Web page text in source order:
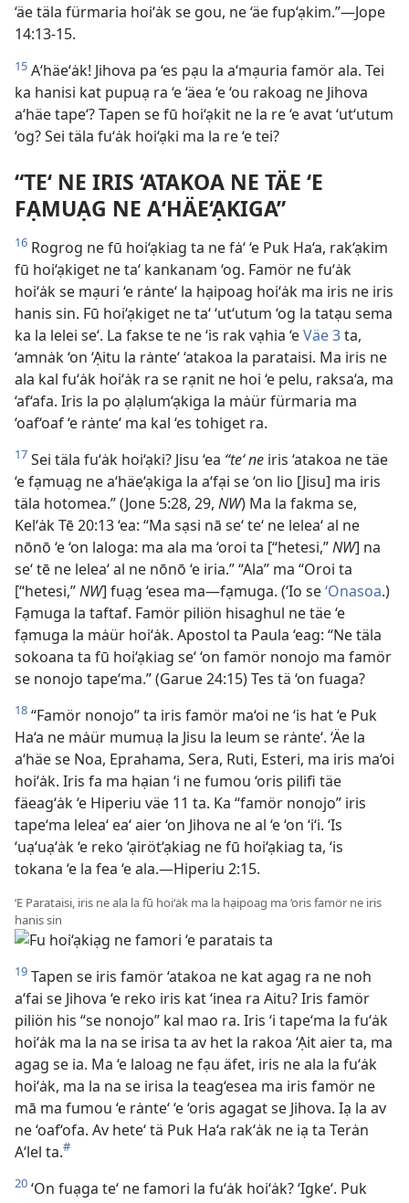
‘äe täla fürmaria hoi‘ȧk se gou, ne ‘äe fup‘ạkim.”—Jope
14:13-15.
15 A‘häe‘ȧk! Jihova pa ‘es pạu la a‘mạuria famör ala. Tei
ka hanisi kat pupuạ ra ‘e ‘äea ‘e ‘ou rakoag ne Jihova
a‘häe tape‘? Tapen se fū hoi‘ạkit ne la re ‘e avat ‘ut‘utum
‘og? Sei täla fu‘ȧk hoi‘ạki ma la re ‘e tei?
“TE‘ NE IRIS ‘ATAKOA NE TÄE ‘E
FẠMUẠG NE A‘HÄE‘ẠKIGA”
16 Rogrog ne fū hoi‘ạkiag ta ne fȧ‘ ‘e Puk Ha‘a, rak‘ạkim
fū hoi‘ạkiget ne ta‘ kankanam ‘og. Famör ne fu‘ȧk
hoi‘ȧk se mạuri ‘e rȧnte‘ la hạipoag hoi‘ȧk ma iris ne iris
hanis sin. Fū hoi‘ạkiget ne ta‘ ‘ut‘utum ‘og la tatạu sema
ka la lelei se‘. La fakse te ne ‘is rak vạhia ‘eVäe 3ta,
‘amnȧk ‘on ‘Ạitu la rȧnte‘ ‘atakoa la parataisi. Ma iris ne
ala kal fu‘ȧk hoi‘ȧk ra se rạnit ne hoi ‘e pelu, raksa‘a, ma
‘af‘afa. Iris la po ạlạlum‘ạkiga la mȧür fürmaria ma
‘oaf‘oaf ‘e rȧnte‘ ma kal ‘es tohiget ra.
17 Sei täla fu‘ȧk hoi‘ạki? Jisu ‘ea “te‘ ne iris ‘atakoa ne täe
‘e fạmuạg ne a‘häe‘ạkiga la a‘fại se ‘on lio [Jisu] ma iris
täla hotomea.” (Jone 5:28, 29, NW) Ma la fakma se,
Kel‘ȧk Tē 20:13 ‘ea: “Ma sạsi nā se‘ te‘ ne lelea‘ al ne
nōnō ‘e ‘on laloga: ma ala ma ‘oroi ta [“hetesi,”NW] na
se‘ tē ne lelea‘ al ne nōnō ‘e iria.” “Ala” ma “Oroi ta
[“hetesi,”NW] fuạg ‘esea ma—fạmuga. (‘Io se‘Onasoa.)
Fạmuga la taftaf. Famör piliön hisaghul ne täe ‘e
fạmuga la mȧür hoi‘ȧk. Apostol ta Paula ‘eag: “Ne täla
sokoana ta fū hoi‘ạkiag se‘ ‘on famör nonojo ma famör
se nonojo tape‘ma.” (Garue 24:15) Tes tä ‘on fuaga?
18 “Famör nonojo” ta iris famör ma‘oi ne ‘is hat ‘e Puk
Ha‘a ne mȧür mumuạ la Jisu la leum se rȧnte‘. ‘Äe la
a‘häe se Noa, Eprahama, Sera, Ruti, Esteri, ma iris ma‘oi
hoi‘ȧk. Iris fa ma hạian ‘i ne fumou ‘oris pilifi täe
fäeag‘ȧk ‘e Hiperiu väe 11 ta. Ka “famör nonojo” iris
tape‘ma lelea‘ ea‘ aier ‘on Jihova ne al ‘e ‘on ‘i‘i. ‘Is
‘uạ‘uạ‘ȧk ‘e reko ‘ạiröt‘ạkiag ne fū hoi‘ạkiag ta, ‘is
tokana ‘e la fea ‘e ala.—Hiperiu 2:15.
‘E Parataisi, iris ne ala la fū hoi‘ȧk ma la hạipoag ma ‘oris famör ne iris
hanis sin
19 Tapen se iris famör ‘atakoa ne kat agag ra ne noh
a‘fai se Jihova ‘e reko iris kat ‘inea ra Aitu? Iris famör
piliön his “se nonojo” kal mao ra. Iris ‘i tape‘ma la fu‘ȧk
hoi‘ȧk ma la na se irisa ta av het la rakoa ‘Ạit aier ta, ma
agag se ia. Ma ‘e laloag ne fạu äfet, iris ne ala la fu‘ȧk
hoi‘ȧk, ma la na se irisa la teag‘esea ma iris famör ne
mā ma fumou ‘e rȧnte‘ ‘e ‘oris agagat se Jihova. Iạ la av
ne ‘oaf‘ofa. Av hete‘ tä Puk Ha‘a rak‘ȧk ne iạ ta Terȧn
A‘lel ta.#
20 ‘On fuạga te‘ ne famori la fu‘ȧk hoi‘ȧk? ‘Igke‘. Puk